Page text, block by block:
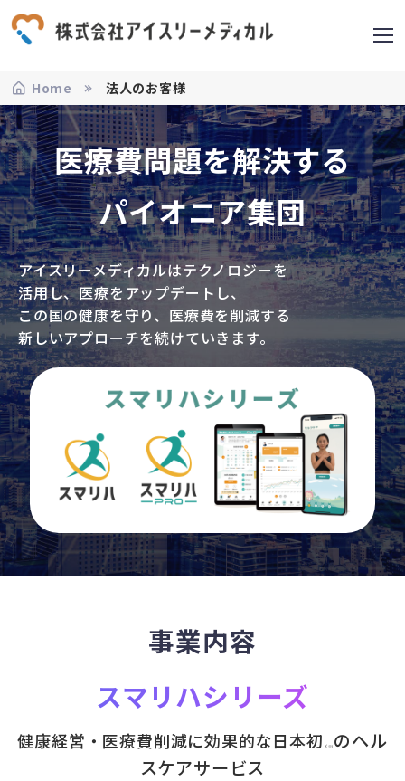
Home 法人のお客様
医療費問題を解決する
パイオニア集団
アイスリーメディカルはテクノロジーを
活用し、医療をアップデートし、
この国の健康を守り、医療費を削減する
新しいアプローチを続けていきます。
事業内容
スマリハシリーズ
健康経営・医療費削減に効果的な日本初 （※) のヘル
スケアサービス